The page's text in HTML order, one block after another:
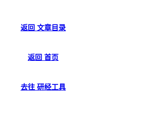
返回 文章目录
返回 首页
去往 研经工具